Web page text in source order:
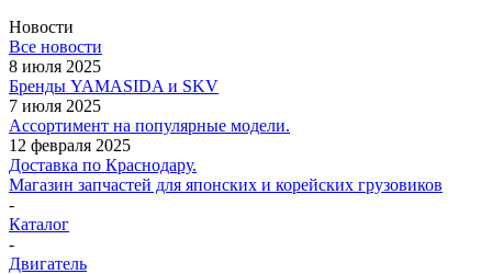
Новости
Все новости
8 июля 2025
Бренды YAMASIDA и SKV
7 июля 2025
Ассортимент на популярные модели.
12 февраля 2025
Доставка по Краснодару.
Магазин запчастей для японских и корейских грузовиков
-
Каталог
-
Двигатель